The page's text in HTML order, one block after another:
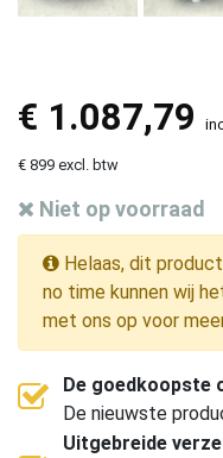
€ 1.087,79
€ 899 excl. btw
Niet op voorraad
Helaas, dit
no time kunnen wij
met ons op voor
De goedkoopste
De nieuwste
Uitgebreide